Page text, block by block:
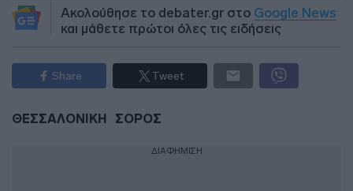
Ακολούθησε το debater.gr στο Google News
και μάθετε πρώτοι όλες τις ειδήσεις
Share Tweet
ΘΕΣΣΑΛΟΝΙΚΗ ΣΟΡΟΣ
ΔΙΑΦΗΜΙΣΗ